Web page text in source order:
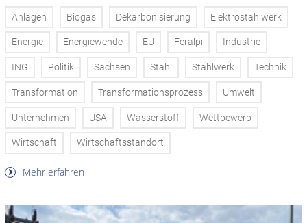
Anlagen Biogas Dekarbonisierung Elektrostahlwerk
Energie Energiewende EU Feralpi Industrie
ING Politik Sachsen Stahl Stahlwerk Technik
Transformation Transformationsprozess Umwelt
Unternehmen USA Wasserstoff Wettbewerb
Wirtschaft Wirtschaftsstandort
Mehr erfahren